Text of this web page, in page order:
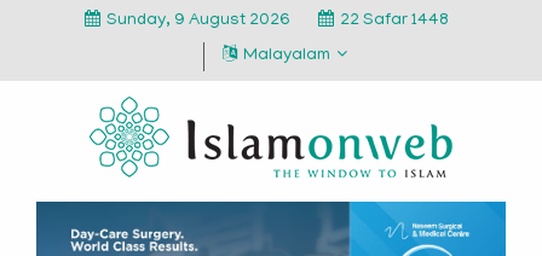
Sunday, 9 August 2026
22 Safar 1448
Malayalam